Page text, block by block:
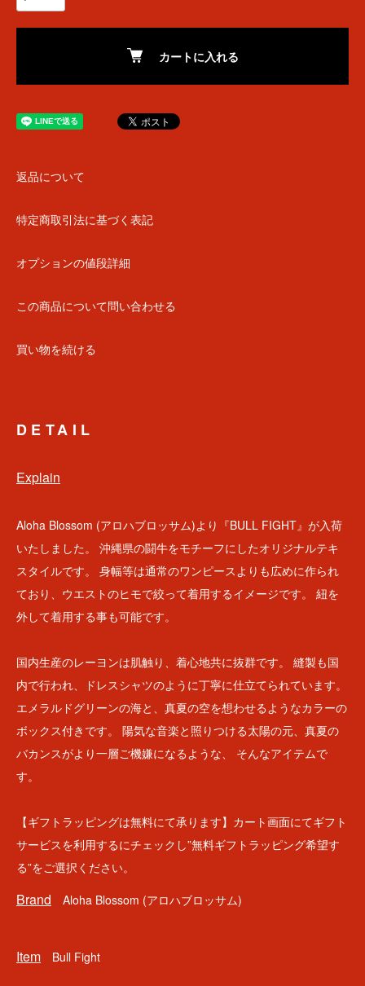
カートに入れる
返品について
特定商取引法に基づく表記
オプションの値段詳細
この商品について問い合わせる
買い物を続ける
DETAIL
Explain
Aloha Blossom (アロハブロッサム)より『BULL FIGHT』が入荷
いたしました。 沖縄県の闘牛をモチーフにしたオリジナルテキ
スタイルです。 身幅等は通常のワンピースよりも広めに作られ
ており、ウエストのヒモで絞って着用するイメージです。 紐を
外して着用する事も可能です。
国内生産のレーヨンは肌触り、着心地共に抜群です。 縫製も国
内で行われ、ドレスシャツのように丁寧に仕立てられています。
エメラルドグリーンの海と、真夏の空を想わせるようなカラーの
ボックス付きです。 陽気な音楽と照りつける太陽の元、真夏の
バカンスがより一層ご機嫌になるような、 そんなアイテムで
す。
【ギフトラッピングは無料にて承ります】カート画面にてギフト
サービスを利用するにチェックし”無料ギフトラッピング希望す
る”をご選択ください。
Brand Aloha Blossom (アロハブロッサム)
Item Bull Fight